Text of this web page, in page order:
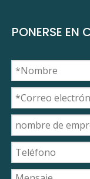
PONERSE EN